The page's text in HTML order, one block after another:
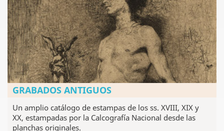
GRABADOS ANTIGUOS
Un amplio catálogo de estampas de los ss. XVIII, XIX y
XX, estampadas por la Calcografía Nacional desde las
planchas originales.